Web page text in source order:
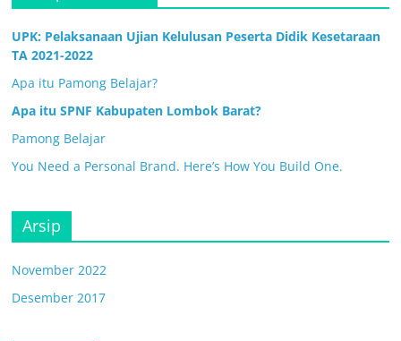
UPK: Pelaksanaan Ujian Kelulusan Peserta Didik Kesetaraan
TA 2021-2022
Apa itu Pamong Belajar?
Apa itu SPNF Kabupaten Lombok Barat?
Pamong Belajar
You Need a Personal Brand. Here’s How You Build One.
Arsip
November 2022
Desember 2017